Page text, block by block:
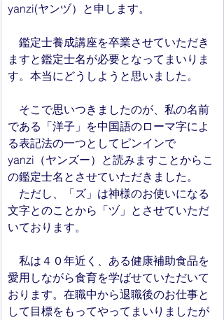
yanzi(ヤンヅ）と申します。
鑑定士養成講座を卒業させていただき
ますと鑑定士名が必要となってまいりま
す。本当にどうしようと思いました。
そこで思いつきましたのが、私の名前
である「洋子」を中国語のローマ字によ
る表記法の一つとしてピンインで
yanzi（ヤンズー）と読みますことからこ
の鑑定士名とさせていただきました。
ただし、「ズ」は神様のお使いになる
文字とのことから「ヅ」とさせていただ
いております。
私は４０年近く、ある健康補助食品を
愛用しながら食育を学ばせていただいて
おります。在職中から退職後のお仕事と
して目標をもってやってまいりましたが